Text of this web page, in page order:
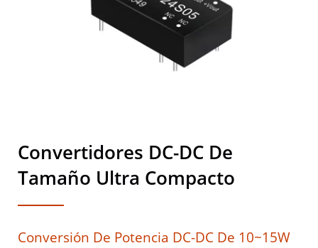
Convertidores DC-DC De
Tamaño Ultra Compacto
Conversión De Potencia DC-DC De 10~15W